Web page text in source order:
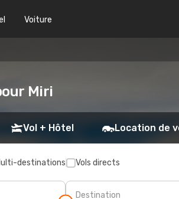
Voiture
Miri
Vol + Hôtel Location de
destinations Vols directs
Destination